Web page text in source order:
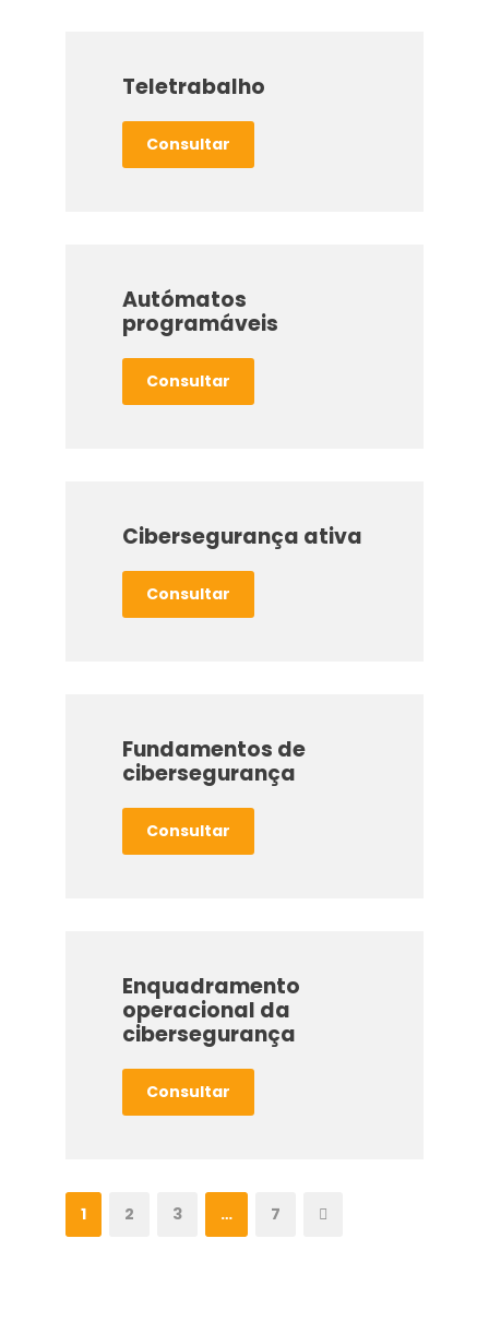
Teletrabalho
Consultar
Autómatos
programáveis
Consultar
Cibersegurança ativa
Consultar
Fundamentos de
cibersegurança
Consultar
Enquadramento
operacional da
cibersegurança
Consultar
1 2 3 … 7